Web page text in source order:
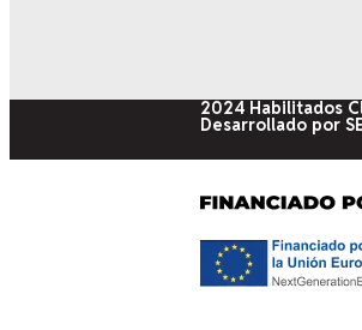
2024 Habilitados
Desarrollado por